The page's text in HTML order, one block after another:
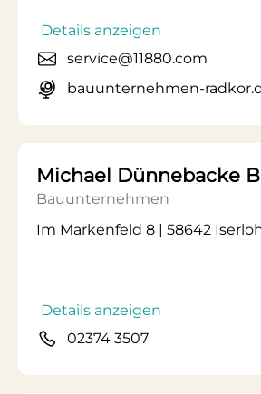
Details anzeigen
service@11880.com
bauunternehmen-
Michael Dünnebacke
Bauunternehmen
Im Markenfeld 8 | 58642
Details anzeigen
02374 3507